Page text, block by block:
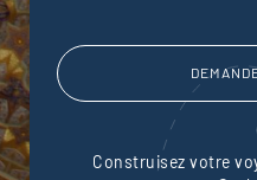
Construisez votre